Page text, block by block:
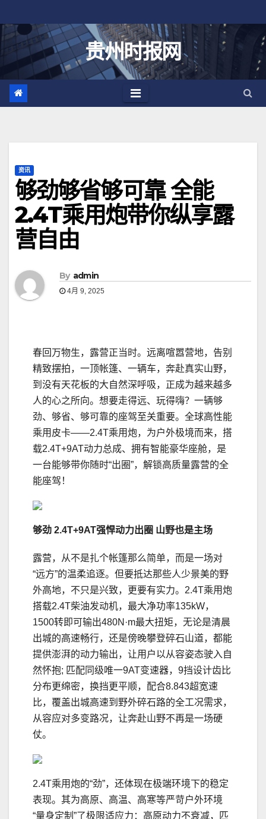
至
贵州时报网
资讯
够劲够省够可靠 全能
2.4T乘用炮带你纵享露
营自由
By admin
4月 9, 2025
春回万物生，露营正当时。远离喧嚣营地，告别
精致摆拍，一顶帐篷、一辆车，奔赴真实山野，
到没有天花板的大自然深呼吸，正成为越来越多
人的心之所向。想要走得远、玩得嗨？一辆够
劲、够省、够可靠的座驾至关重要。全球高性能
乘用皮卡——2.4T乘用炮，为户外极境而来，搭
载2.4T+9AT动力总成、拥有智能豪华座舱，是
一台能够带你随时“出圈”，解锁高质量露营的全
能座驾！
够劲 2.4T+9AT强悍动力出圈 山野也是主场
露营，从不是扎个帐篷那么简单，而是一场对
“远方”的温柔追逐。但要抵达那些人少景美的野
外高地，不只是兴致，更要有实力。2.4T乘用炮
搭载2.4T柴油发动机，最大净功率135kW，
1500转即可输出480N·m最大扭矩，无论是清晨
出城的高速畅行，还是傍晚攀登碎石山道，都能
提供澎湃的动力输出，让用户以从容姿态驶入自
然怀抱; 匹配同级唯一9AT变速器，9挡设计齿比
分布更绵密，换挡更平顺，配合8.843超宽速
比，覆盖出城高速到野外碎石路的全工况需求，
从容应对多变路况，让奔赴山野不再是一场硬
仗。
2.4T乘用炮的“劲”，还体现在极端环境下的稳定
表现。其为高原、高温、高寒等严苛户外环境
“量身定制”了极限适应力：高原动力不衰减，匹